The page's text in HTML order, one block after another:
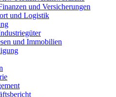
und Versicherungen
und Logistik
und Immobilien